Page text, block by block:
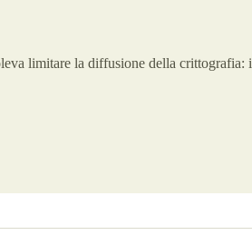
limitare la diffusione della